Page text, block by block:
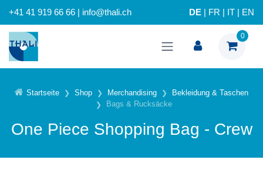
+41 41 919 66 66 | info@thali.ch DE FR IT EN
0
Startseite Shop Merchandising
Bekleidung & Taschen
Bags & Rucksäcke
One Piece Shopping Bag - Crew